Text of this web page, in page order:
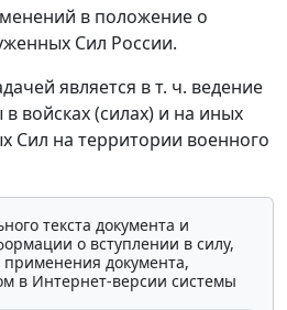
в положение о
Сил России.
является в т. ч. ведение
войсках (силах) и на иных
Сил на территории военного
текста документа и
о вступлении в силу,
документа,
в Интернет-версии системы